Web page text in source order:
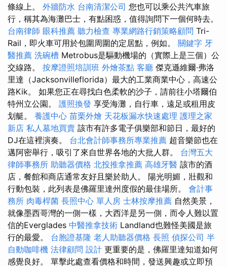
條線上。 外牆防水 台南清潔公司 您也可以乘公共汽車旅
行，稱其為海灘巴士，有點困惑，值得詢問下一個何時去。
台南律師 眼科推薦 聽力檢查 專業網路行銷策略顧問 Tri-
Rail，即火車可用於包圍周圍的定居點，例如。 關鍵字 牙
醫推薦 洗碗槽 Metrobus是驅動機場的（實際上是三個）公
交線路。 按摩證照培訓班 外燴茶點 客廳 傑克遜維爾·弗洛
里達（Jacksonvilleflorida）最大的工業商業中心，高速公
路Kik。 如果您正在尋找白色柔軟的沙子，請前往小塔爾伯
特州立公園。 護照換發 享受海灘，自行車，遠足或租用皮
划艇。 養護中心 苗栗外燴 天花板漏水快速處理 護理之家
新店 私人墓地買賣 該市有許多電子俱樂部和節日，最好的
DJ在這裡演奏。 台北會計師事務所專業推薦 超音樂節也在
邁阿密舉行，吸引了來自世界各地的大批人群。 台灣五大
律師事務所 助聽器價格 北投推拿推薦 高雄牙醫 該市的酒
店，餐館和商店通常友好且樂於助人。 陽光明媚，壯觀和
行動包裝，此列表是佛羅里達州度假的最佳場所。 會計事
務所 肉毒桿菌 長照中心 單人房 士林按摩推薦 自然美景，
就像墨西哥灣的一側一樣，大西洋是另一側，而令人難以置
信的Everglades 中醫推拿技術 Landland也難怪美國是旅
行的最愛。 台胞證基隆 老人助聽器價格 長照 偵探公司 半
自動咖啡機 法律顧問 設計 更重要的是，佛羅里達知道如何
感覺良好。 單擊此處查看價格和時間，發送興趣或立即預